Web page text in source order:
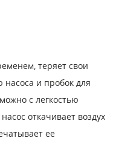
теряет свои
и пробок для
с легкостью
откачивает воздух
ее